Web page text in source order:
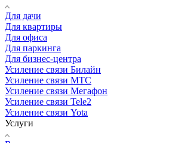
Для дачи
Для квартиры
Для офиса
Для паркинга
Для бизнес-центра
Усиление связи Билайн
Усиление связи МТС
Усиление связи Мегафон
Усиление связи Tele2
Усиление связи Yota
Услуги